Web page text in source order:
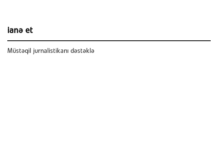
ianə et
Müstəqil jurnalistikanı dəstəklə